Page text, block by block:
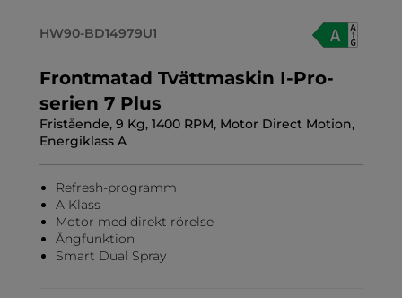
HW90-BD14979U1
Frontmatad Tvättmaskin I-Pro-
serien 7 Plus
Fristående, 9 Kg, 1400 RPM, Motor Direct Motion,
Energiklass A
Refresh-programm
A Klass
Motor med direkt rörelse
Ångfunktion
Smart Dual Spray